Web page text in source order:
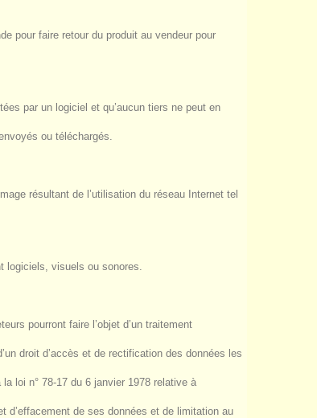
pour faire retour du produit au vendeur pour
par un logiciel et qu’aucun tiers ne peut en
ou téléchargés.
résultant de l’utilisation du réseau Internet tel
logiciels, visuels ou sonores.
pourront faire l’objet d’un traitement
droit d’accès et de rectification des données les
loi n° 78-17 du 6 janvier 1978 relative à
d’effacement de ses données et de limitation au